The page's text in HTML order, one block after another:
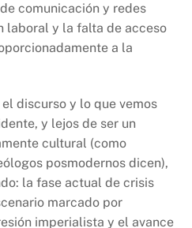
comunicación y redes
laboral y la falta de acceso
a la
discurso y lo que vemos
y lejos de ser un
cultural (como
posmodernos dicen),
la fase actual de crisis
marcado por
imperialista y el avance